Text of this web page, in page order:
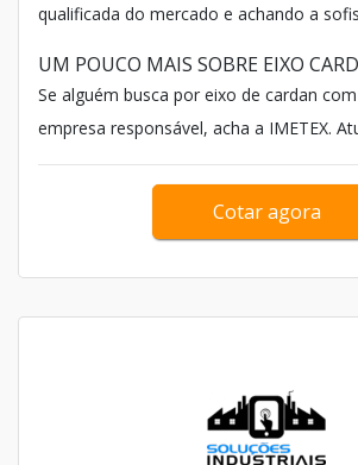
qualificada do mercado e achando a
UM POUCO MAIS SOBRE EIXO
Se alguém busca por eixo de cardan
empresa responsável, acha a IMETEX.
Cotar agora